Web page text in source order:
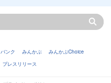
バンク みんかぶ
みんかぶChoice
プレスリリース